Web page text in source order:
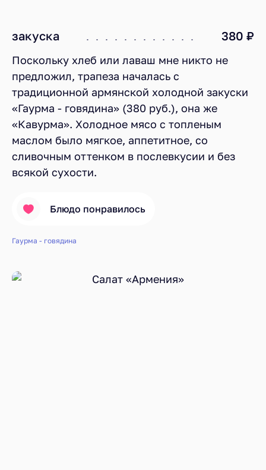
закуска 380 ₽
Поскольку хлеб или лаваш мне никто не
предложил, трапеза началась с
традиционной армянской холодной закуски
«Гаурма - говядина» (380 руб.), она же
«Кавурма». Холодное мясо c топленым
маслом было мягкое, аппетитное, со
сливочным оттенком в послевкусии и без
всякой сухости.
Блюдо понравилось
Гаурма - говядина